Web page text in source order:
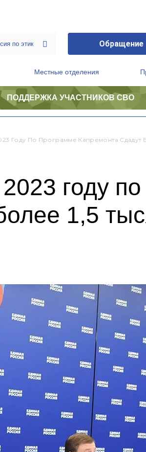
Обращение
Местные отделения
ПОДДЕРЖКА УЧАСТНИКОВ СВО
Году По Программе Капремонта Сдадут
году
1,5